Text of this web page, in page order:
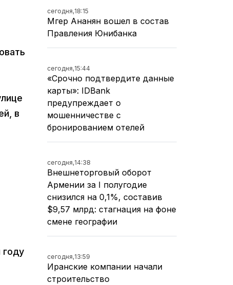
в
сегодня,18:15
Мгер Ананян вошел в состав
Правления Юнибанка
сегодня,15:44
«Срочно подтвердите данные
карты»: IDBank
предупреждает о
мошенничестве с
бронированием отелей
сегодня,14:38
Внешнеторговый оборот
Армении за I полугодие
снизился на 0,1%, составив
$9,57 млрд: стагнация на фоне
смене географии
сегодня,13:59
Иранские компании начали
строительство